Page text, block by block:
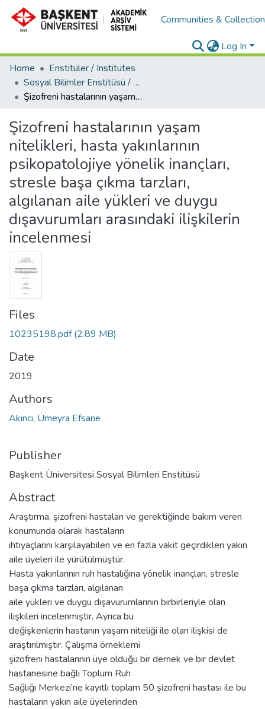
Communities &
Log In
Home
Enstitüler / Institutes
Sosyal Bilimler Enstitüsü / Social Sciences Institute
Şizofreni hastalarının yaşam nitelikleri, hasta yakınlarının psikopatolojiye yönelik inançları, stresle başa çıkma tarzları, algılanan aile yükleri ve duygu dışavurumları arasındaki ilişkilerin incelenmesi
Şizofreni hastalarının yaşam
nitelikleri, hasta yakınlarının
psikopatolojiye yönelik inançları,
stresle başa çıkma tarzları,
algılanan aile yükleri ve duygu
dışavurumları arasındaki ilişkilerin
incelenmesi
Files
10235198.pdf(2.89 MB)
Date
2019
Authors
Akıncı, Ümeyra Efsane
Publisher
Başkent Üniversitesi Sosyal Bilimleri Enstitüsü
Abstract
Araştırma, şizofreni hastaları ve gerektiğinde bakım veren
konumunda olarak hastaların
ihtiyaçlarını karşılayabilen ve en fazla vakit geçirdikleri yakın
aile üyeleri ile yürütülmüştür.
Hasta yakınlarının ruh hastalığına yönelik inançları, stresle
başa çıkma tarzları, algılanan
aile yükleri ve duygu dışavurumlarının birbirleriyle olan
ilişkileri incelenmiştir. Ayrıca bu
değişkenlerin hastanın yaşam niteliği ile olan ilişkisi de
araştırılmıştır. Çalışma örneklemi
şizofreni hastalarının üye olduğu bir dernek ve bir devlet
hastanesine bağlı Toplum Ruh
Sağlığı Merkezi’ne kayıtlı toplam 50 şizofreni hastası ile bu
hastaların yakın aile üyelerinden